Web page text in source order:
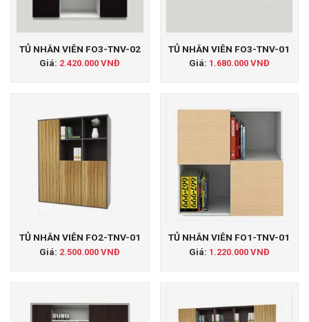
TỦ NHÂN VIÊN FO3-TNV-02
Giá: 2.420.000 VNĐ
TỦ NHÂN VIÊN FO3-TNV-01
Giá: 1.680.000 VNĐ
TỦ NHÂN VIÊN FO2-TNV-01
Giá: 2.500.000 VNĐ
TỦ NHÂN VIÊN FO1-TNV-01
Giá: 1.220.000 VNĐ